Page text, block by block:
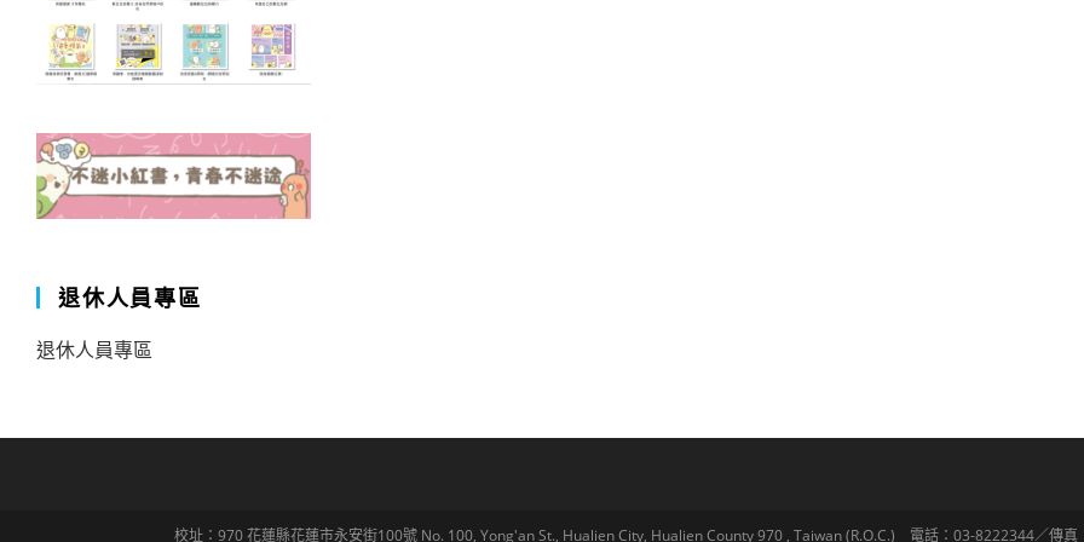
退休人員專區
退休人員專區
校址：970 花蓮縣花蓮市永安街100號 No. 100, Yong'an St., Hualien City, Hualien County 970 , Taiwan (R.O.C.) 電話：03-8222344／傳